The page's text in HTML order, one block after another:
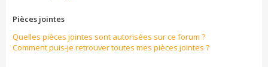
Pièces jointes
Quelles pièces jointes sont autorisées sur ce forum ?
Comment puis-je retrouver toutes mes pièces jointes ?